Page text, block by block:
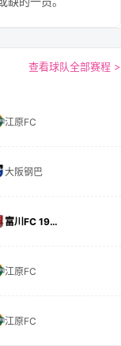
查看球队全部赛程 >
江原FC
大阪钢巴
富川FC 1995
江原FC
江原FC